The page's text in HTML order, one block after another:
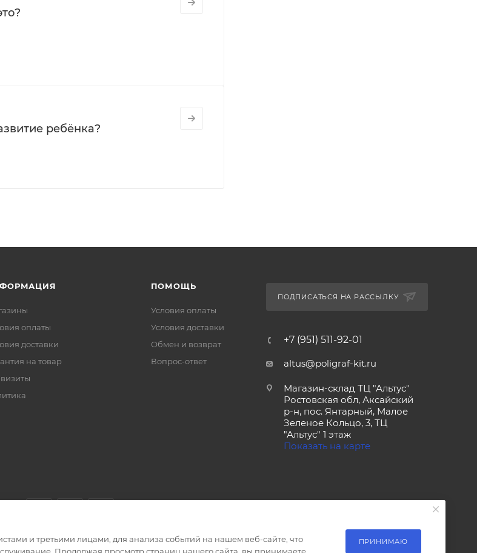
ребёнка?
оплаты
доставки
на товар
ПОМОЩЬ
Условия оплаты
Условия доставки
Обмен и возврат
Вопрос-ответ
ПОДПИСАТЬСЯ НА РАССЫЛКУ
+7 (951) 511-92-01
altus@poligraf-kit.ru
Магазин-склад ТЦ "Альтус"
Ростовская обл, Аксайский
р-н, пос. Янтарный, Малое
Зеленое Кольцо, 3, ТЦ
"Альтус" 1 этаж
Показать на карте
и третьими лицами, для анализа событий на нашем веб-сайте, что
ПРИНИМАЮ